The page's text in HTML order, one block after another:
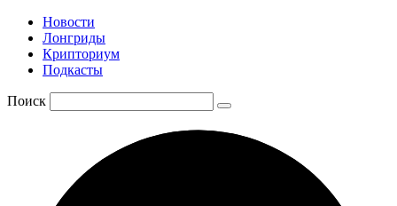
Новости
Лонгриды
Крипториум
Подкасты
Поиск